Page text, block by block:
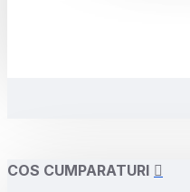
COS CUMPARATURI